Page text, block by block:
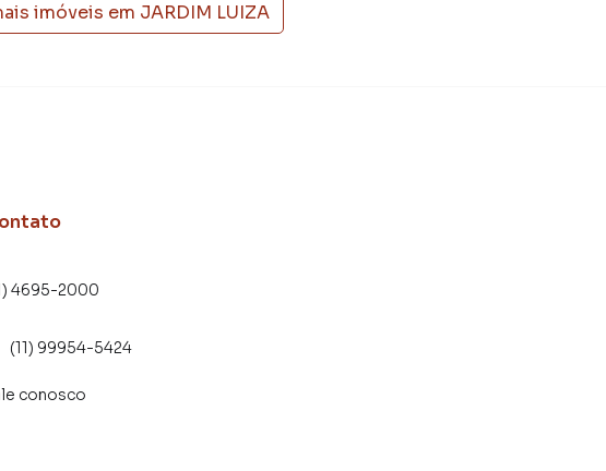
imóveis em JARDIM LUIZA
4695-2000
(11) 99954-5424
conosco